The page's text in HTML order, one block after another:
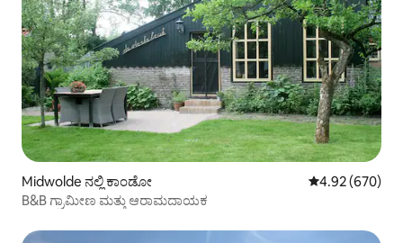
Midwolde ನಲ್ಲಿ ಕಾಂಡೋ 5 ರಲ್ಲಿ 4.92
4.92 (670)
B&B ಗ್ರಾಮೀಣ ಮತ್ತು ಆರಾಮದಾಯಕ